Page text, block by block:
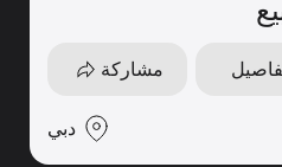
مشاركة
دبي